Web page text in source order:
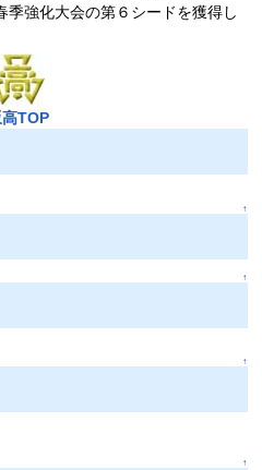
強化大会の第６シードを獲得し
TOP
↑
↑
↑
↑